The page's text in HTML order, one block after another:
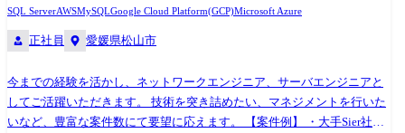
SQL ServerAWSMySQLGoogle Cloud Platform(GCP)Microsoft Azure
正社員 愛媛県松山市
今までの経験を活かし、ネットワークエンジニア、サーバエンジニアと
してご活躍いただきます。 技術を突き詰めたい、マネジメントを行いた
いなど、豊富な案件数にて要望に応えます。 【案件例】 ・大手Sier社内